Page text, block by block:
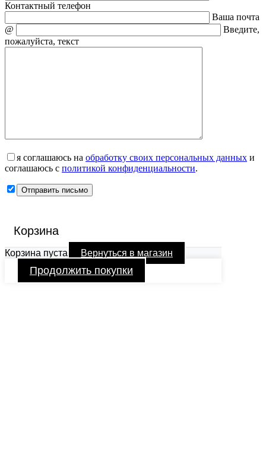
Контактный телефон
Ваша почта
@
Введите,
пожалуйста, текст
я соглашаюсь на обработку своих персональных данных и
соглашаюсь с политикой конфиденциальности.
Корзина
Корзина пуста Вернуться в магазин
Продолжить покупки